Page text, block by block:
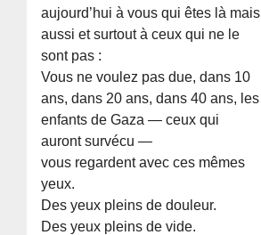
aujourd’hui à vous qui êtes là mais
aussi et surtout à ceux qui ne le
sont pas :
Vous ne voulez pas due, dans 10
ans, dans 20 ans, dans 40 ans, les
enfants de Gaza — ceux qui
auront survécu —
vous regardent avec ces mêmes
yeux.
Des yeux pleins de douleur.
Des yeux pleins de vide.